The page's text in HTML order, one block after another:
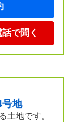
話で聞く
地
土地です。